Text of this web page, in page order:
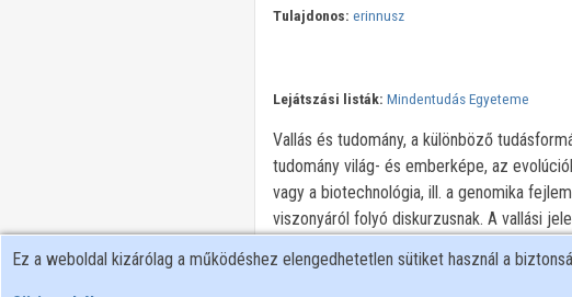
Tulajdonos: erinnusz
Lejátszási listák: Mindentudás Egyeteme
Vallás és tudomány, a különböző
tudomány világ- és emberképe, az
vagy a biotechnológia, ill. a genomika
viszonyáról folyó diskurzusnak. A vallási
tudományos világkép? Feszül-e ellentét
Ez a weboldal kizárólag a működéshez elengedhetetlen sütiket használ a